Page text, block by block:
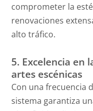
comprometer la
renovaciones
alto tráfico.
5. Excelencia en
artes escénicas
Con una frecuencia
sistema garantiza